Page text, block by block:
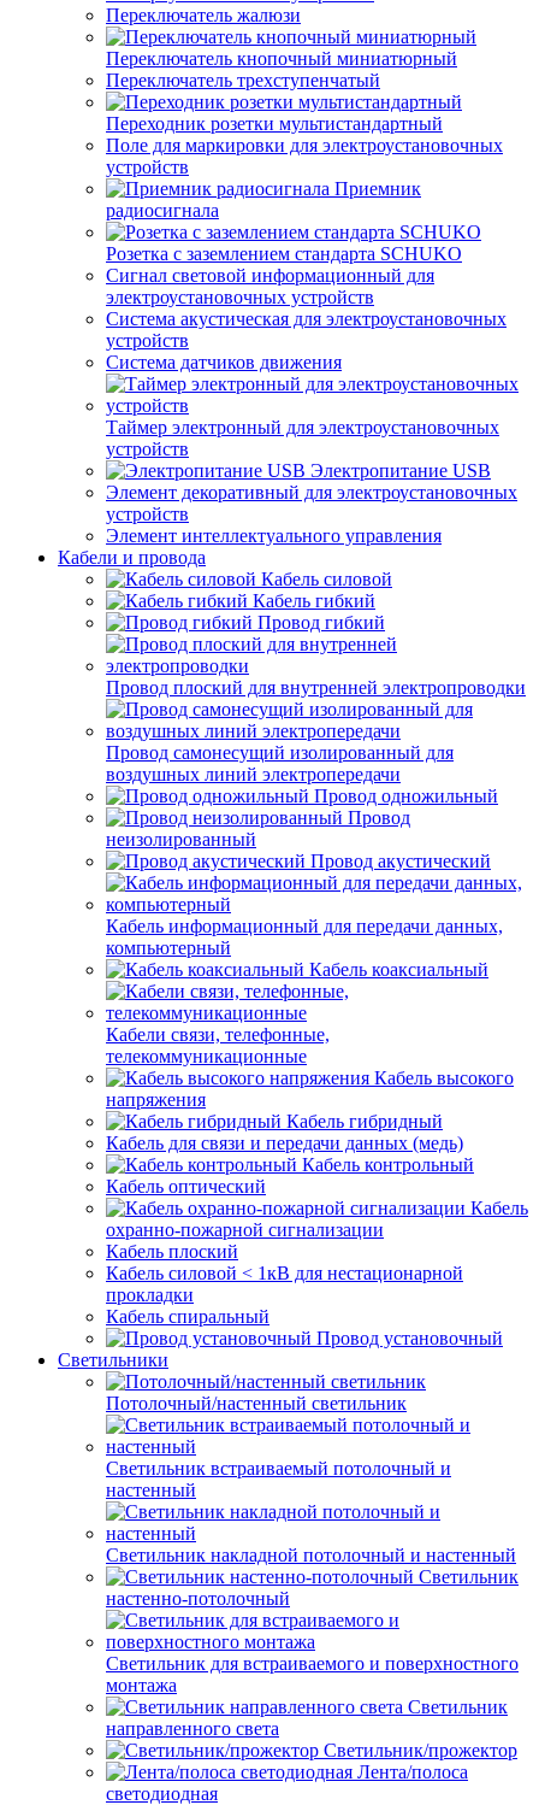
Переключатель жалюзи
Переключатель кнопочный миниатюрный
Переключатель трехступенчатый
Переходник розетки мультистандартный
Поле для маркировки для электроустановочных
устройств
Приемник
радиосигнала
Розетка с заземлением стандарта SCHUKO
Сигнал световой информационный для
электроустановочных устройств
Система акустическая для электроустановочных
устройств
Система датчиков движения
Таймер электронный для электроустановочных
устройств
Электропитание USB
Элемент декоративный для электроустановочных
устройств
Элемент интеллектуального управления
Кабели и провода
Кабель силовой
Кабель гибкий
Провод гибкий
Провод плоский для внутренней электропроводки
Провод самонесущий изолированный для
воздушных линий электропередачи
Провод одножильный
Провод
неизолированный
Провод акустический
Кабель информационный для передачи данных,
компьютерный
Кабель коаксиальный
Кабели связи, телефонные,
телекоммуникационные
Кабель высокого
напряжения
Кабель гибридный
Кабель для связи и передачи данных (медь)
Кабель контрольный
Кабель оптический
Кабель
охранно-пожарной сигнализации
Кабель плоский
Кабель силовой < 1кВ для нестационарной
прокладки
Кабель спиральный
Провод установочный
Светильники
Потолочный/настенный светильник
Светильник встраиваемый потолочный и
настенный
Светильник накладной потолочный и настенный
Светильник
настенно-потолочный
Светильник для встраиваемого и поверхностного
монтажа
Светильник
направленного света
Светильник/прожектор
Лента/полоса
светодиодная